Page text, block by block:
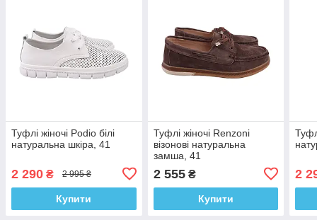
Туфлі жіночі Podio білі
натуральна шкіра, 41
2 290 ₴ 2 995 ₴
Купити
Туфлі жіночі Renzoni
візонові натуральна
замша, 41
2 555₴
Купити
2